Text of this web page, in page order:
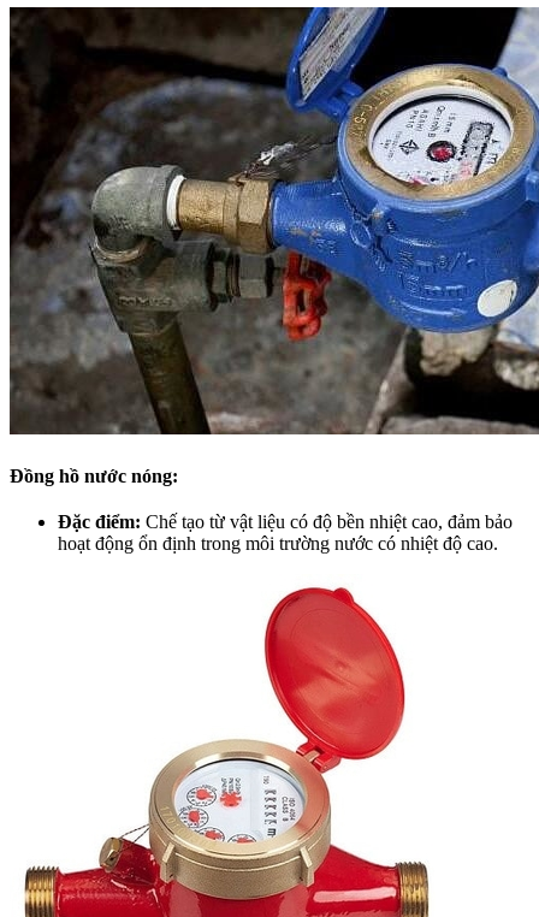
Đồng hồ nước nóng:
Đặc điểm: Chế tạo từ vật liệu có độ bền nhiệt cao, đảm bảo
hoạt động ổn định trong môi trường nước có nhiệt độ cao.